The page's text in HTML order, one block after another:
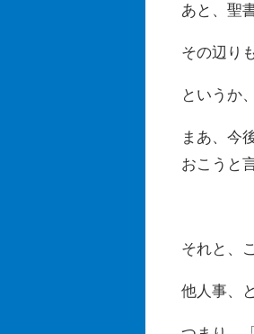
あと、聖
その辺り
というか
まあ、今
おこうと
それと、
他人事、